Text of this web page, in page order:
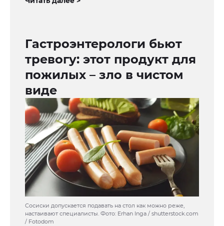
Гастроэнтерологи бьют
тревогу: этот продукт для
пожилых – зло в чистом
виде
Сосиски допускается подавать на стол как можно реже,
настаивают специалисты. Фото: Erhan Inga / shutterstock.com
/ Fotodom